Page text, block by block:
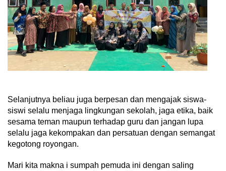
Selanjutnya beliau juga berpesan dan mengajak siswa-
siswi selalu menjaga lingkungan sekolah, jaga etika, baik
sesama teman maupun terhadap guru dan jangan lupa
selalu jaga kekompakan dan persatuan dengan semangat
kegotong royongan.
Mari kita makna i sumpah pemuda ini dengan saling